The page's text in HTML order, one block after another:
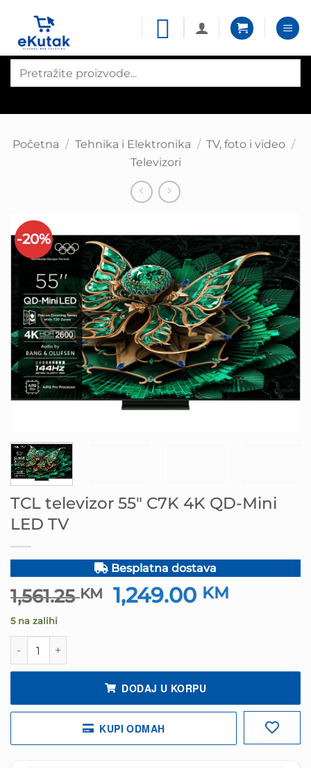
content
search
Početna / Tehnika i Elektronika / TV, foto i video /
Televizori
-20%
TCL televizor 55″ C7K 4K QD-Mini
LED TV
Besplatna dostava
1,561.25KM
Izvorna
cijena
1,249.00 KM
5 na zalihi
TCL televizor 55" C7K 4K QD-Mini LED TV količina
DODAJ U KORPU
KUPI ODMAH